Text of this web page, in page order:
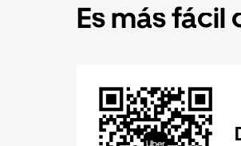
Es más fácil